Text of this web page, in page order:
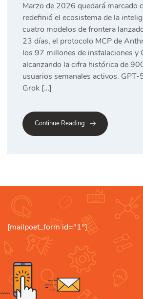
Marzo de 2026 quedará marcado
redefinió el ecosistema de la
cuatro modelos de frontera
23 días, el protocolo MCP de
los 97 millones de instalaciones y
alcanzando la cifra histórica de
usuarios semanales activos.
Grok […]
Continue Reading
[mailpoet_form id="1"]